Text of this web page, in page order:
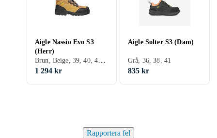
Aigle Nassio Evo S3
(Herr)
Brun, Beige, 39, 40, 41, 42, 43, 44, 45, 46, 47, Herr
1 294 kr
Aigle Solter S3 (Dam)
Grå, 36, 38, 41
835 kr
Rapportera fel